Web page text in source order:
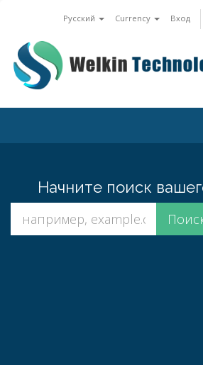
Русский Currency Вход
Начните поиск